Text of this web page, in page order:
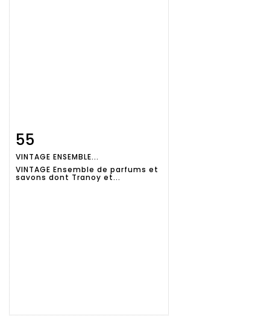
détaillée
55
VINTAGE ENSEMBLE...
VINTAGE Ensemble de parfums et
savons dont Tranoy et...